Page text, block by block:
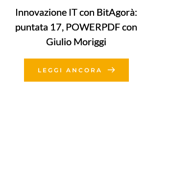
Innovazione IT con BitAgorà:
puntata 17, POWERPDF con
Giulio Moriggi
LEGGI ANCORA